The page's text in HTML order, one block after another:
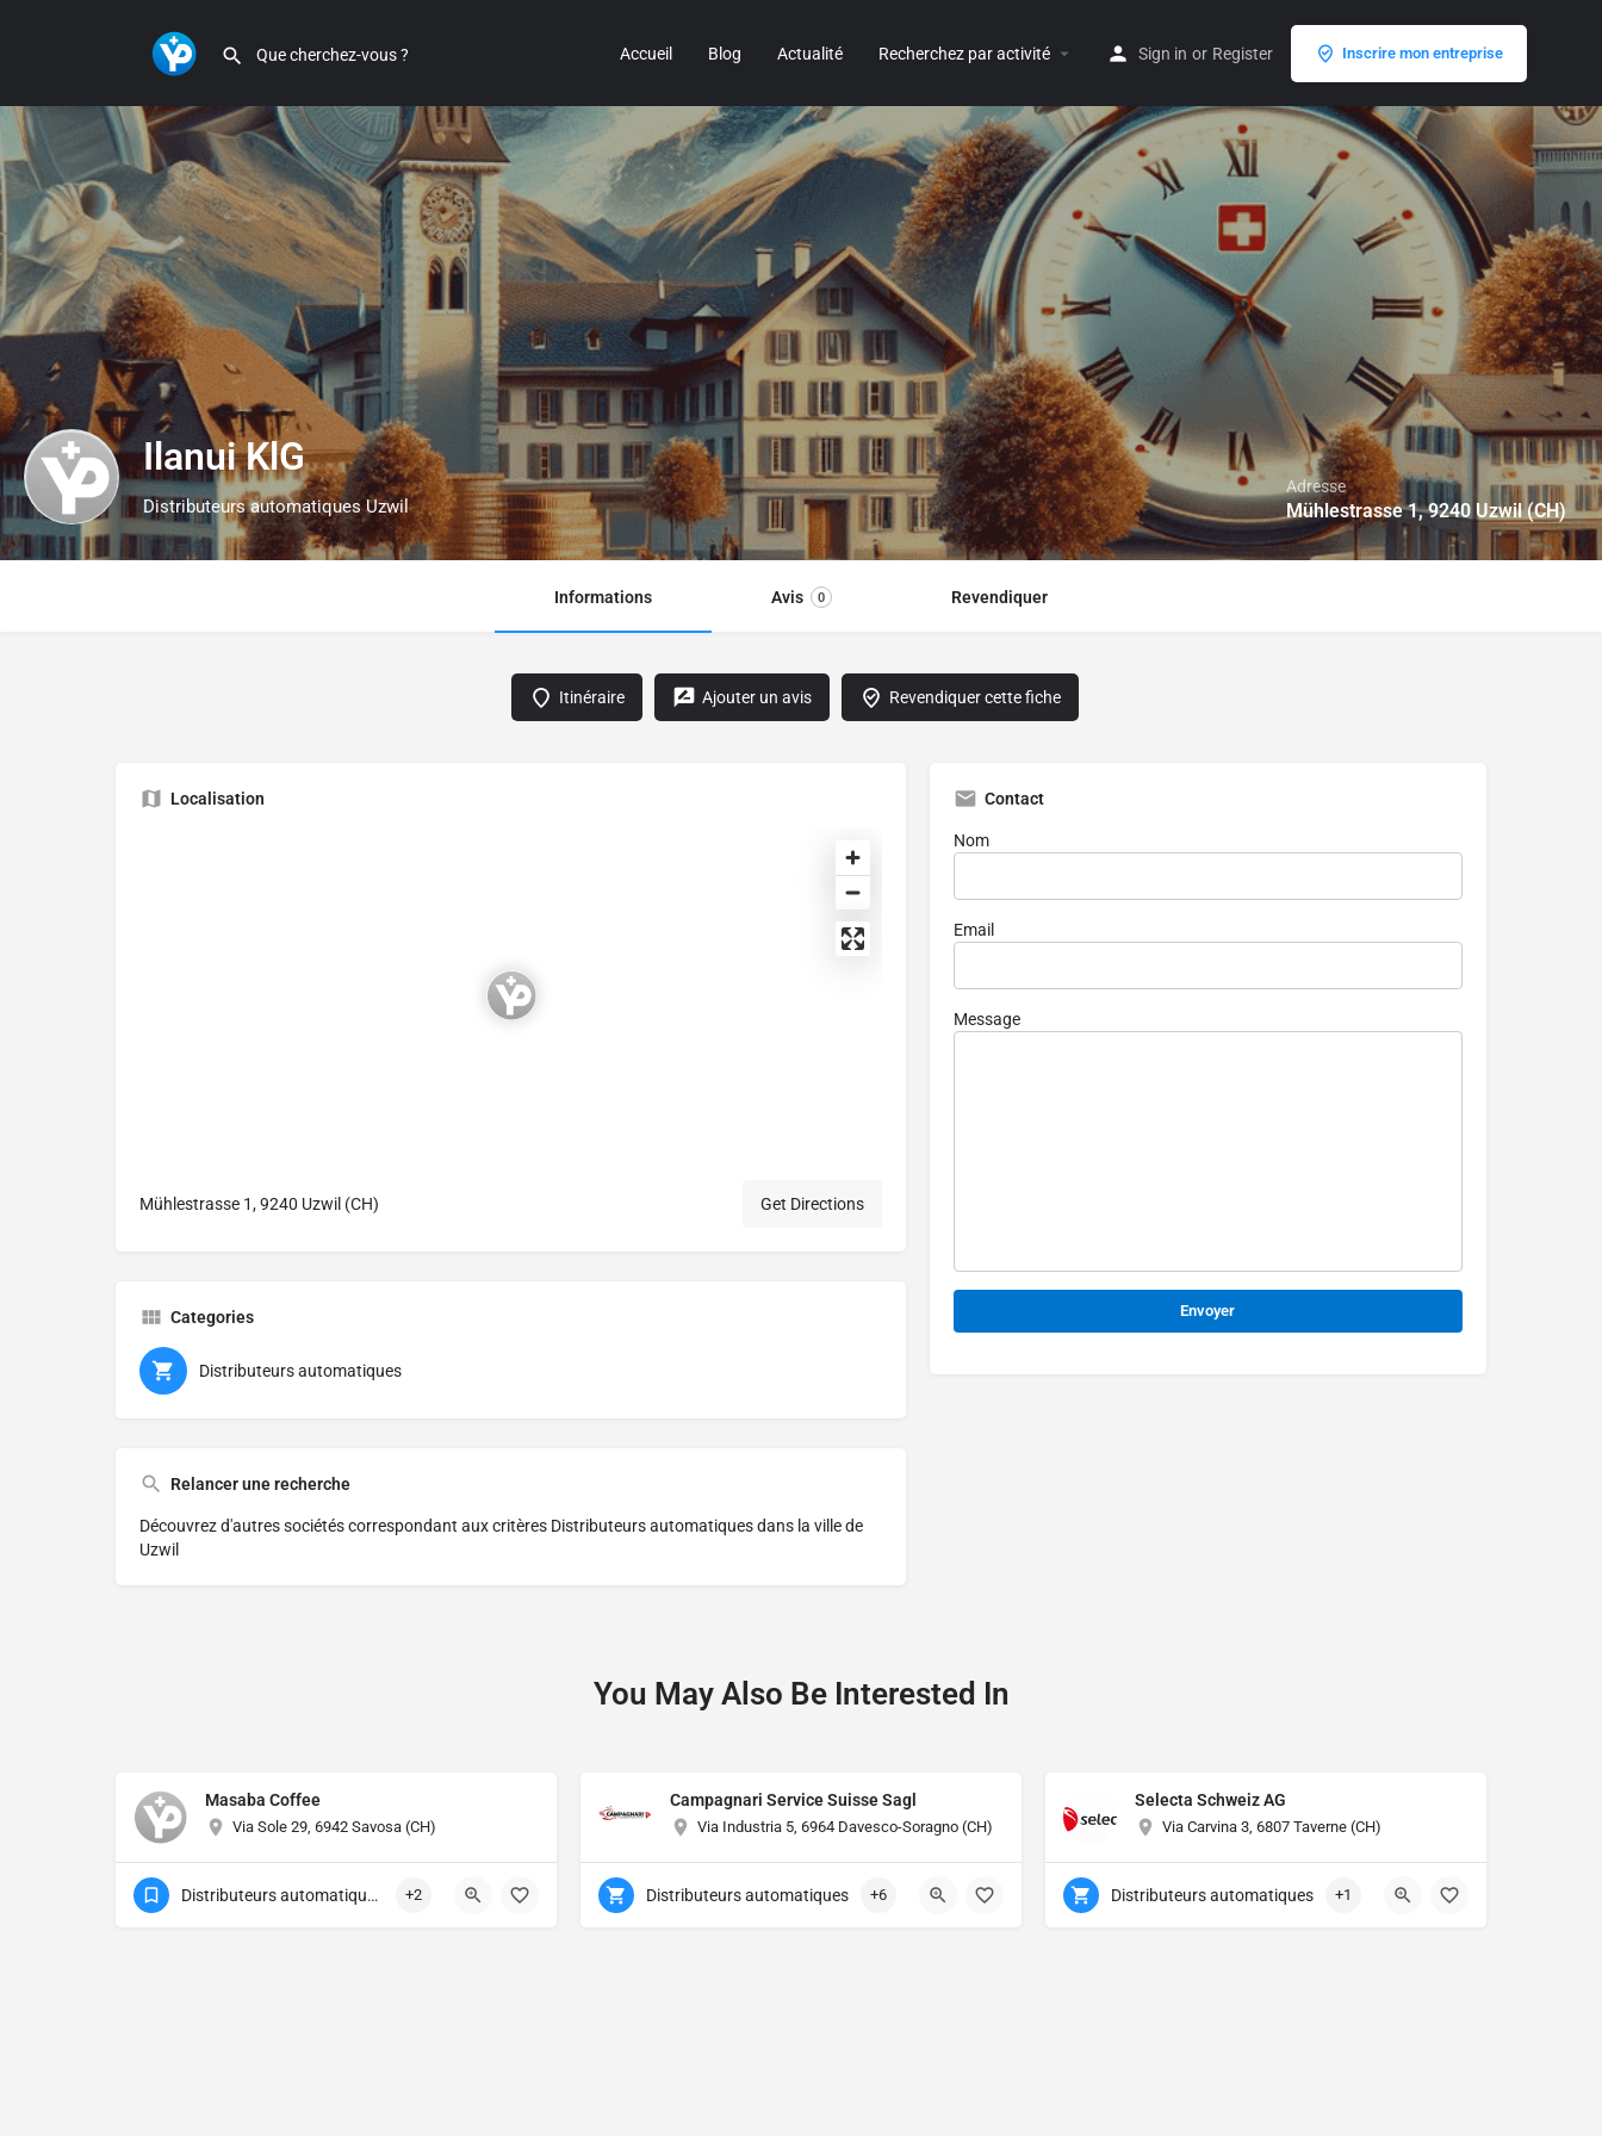
Accueil Blog Actualité Recherchez par activité Sign in or Register Inscrire mon entreprise
Ilanui KlG
Distributeurs automatiques Uzwil
Adresse
Mühlestrasse 1, 9240 Uzwil (CH)
Informations Avis 0 Revendiquer
Itinéraire Ajouter un avis Revendiquer cette fiche
Localisation
Mühlestrasse 1, 9240 Uzwil (CH) Get Directions
Categories
Distributeurs automatiques
Relancer une recherche
Découvrez d'autres sociétés correspondant aux critères Distributeurs automatiques dans la ville de
Uzwil
Contact
Nom
Email
Message
You May Also Be Interested In
Masaba Coffee
Via Sole 29, 6942 Savosa (CH)
Distributeurs automatiques de boissons +2
Campagnari Service Suisse Sagl
Via Industria 5, 6964 Davesco-Soragno (CH)
Distributeurs automatiques +6
Selecta Schweiz AG
Via Carvina 3, 6807 Taverne (CH)
Distributeurs automatiques +1